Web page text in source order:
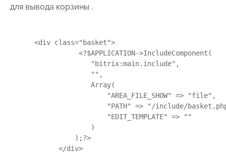
для вывода корзины .
<div class="basket">
<?$APPLICATION->IncludeComponent(
"bitrix:main.include",
"",
Array(
"AREA_FILE_SHOW" => "file",
"PATH" => "/include/
"EDIT_TEMPLATE" => ""
)
);?>
</div>